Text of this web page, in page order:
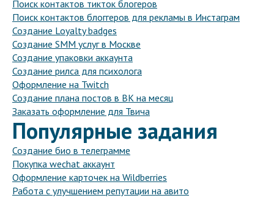
Поиск контактов тикток блогеров
Поиск контактов блоггеров для рекламы в Инстаграм
Создание Loyalty badges
Создание SMM услуг в Москве
Создание упаковки аккаунта
Создание рилса для психолога
Оформление на Twitch
Создание плана постов в ВК на месяц
Заказать оформление для Твича
Популярные задания
Создание био в телеграмме
Покупка wechat аккаунт
Оформление карточек на Wildberries
Работа с улучшением репутации на авито